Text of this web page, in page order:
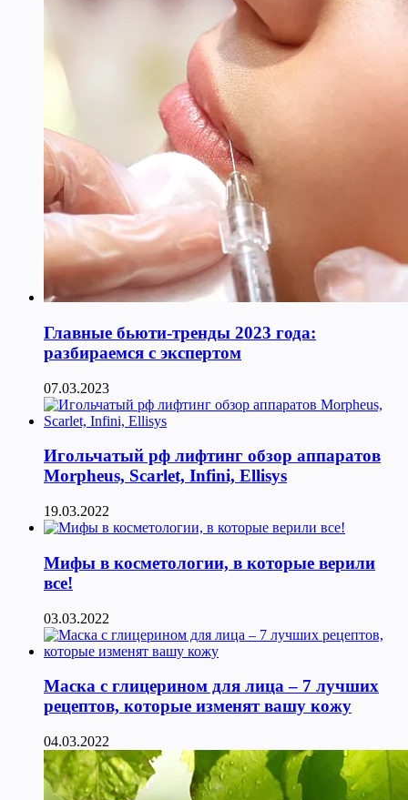
Главные бьюти-тренды 2023 года:
разбираемся с экспертом
07.03.2023
Игольчатый рф лифтинг обзор аппаратов
Morpheus, Scarlet, Infini, Ellisys
19.03.2022
Мифы в косметологии, в которые верили
все!
03.03.2022
Маска с глицерином для лица – 7 лучших
рецептов, которые изменят вашу кожу
04.03.2022